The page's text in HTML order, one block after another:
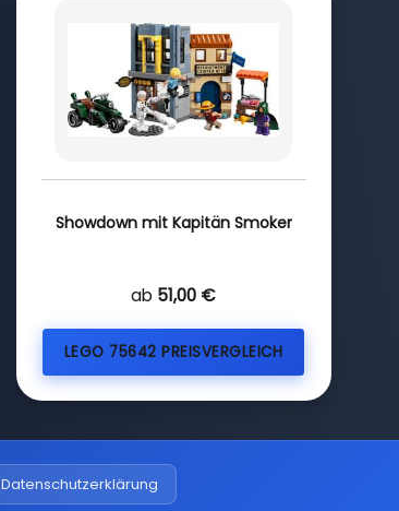
Showdown mit Kapitän Smoker
ab 51,00 €
LEGO 75642 PREISVERGLEICH
Datenschutzerklärung